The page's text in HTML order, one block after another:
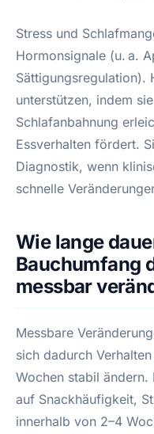
Stress und
Hormonsignale (u. a.
Sättigungsregulation).
unterstützen, indem
Schlafanbahnung
Essverhalten fördert.
Diagnostik, wenn
schnelle
Wie lange
Bauchumfang
messbar
Messbare
sich dadurch
Wochen stabil ändern.
auf Snackhäufigkeit,
innerhalb von 2–4